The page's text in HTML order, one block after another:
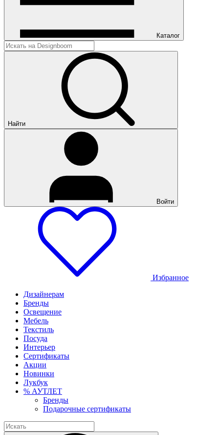
Каталог
Найти
Войти
Избранное
Дизайнерам
Бренды
Освещение
Мебель
Текстиль
Посуда
Интерьер
Сертификаты
Акции
Новинки
Лукбук
% АУТЛЕТ
Бренды
Подарочные сертификаты